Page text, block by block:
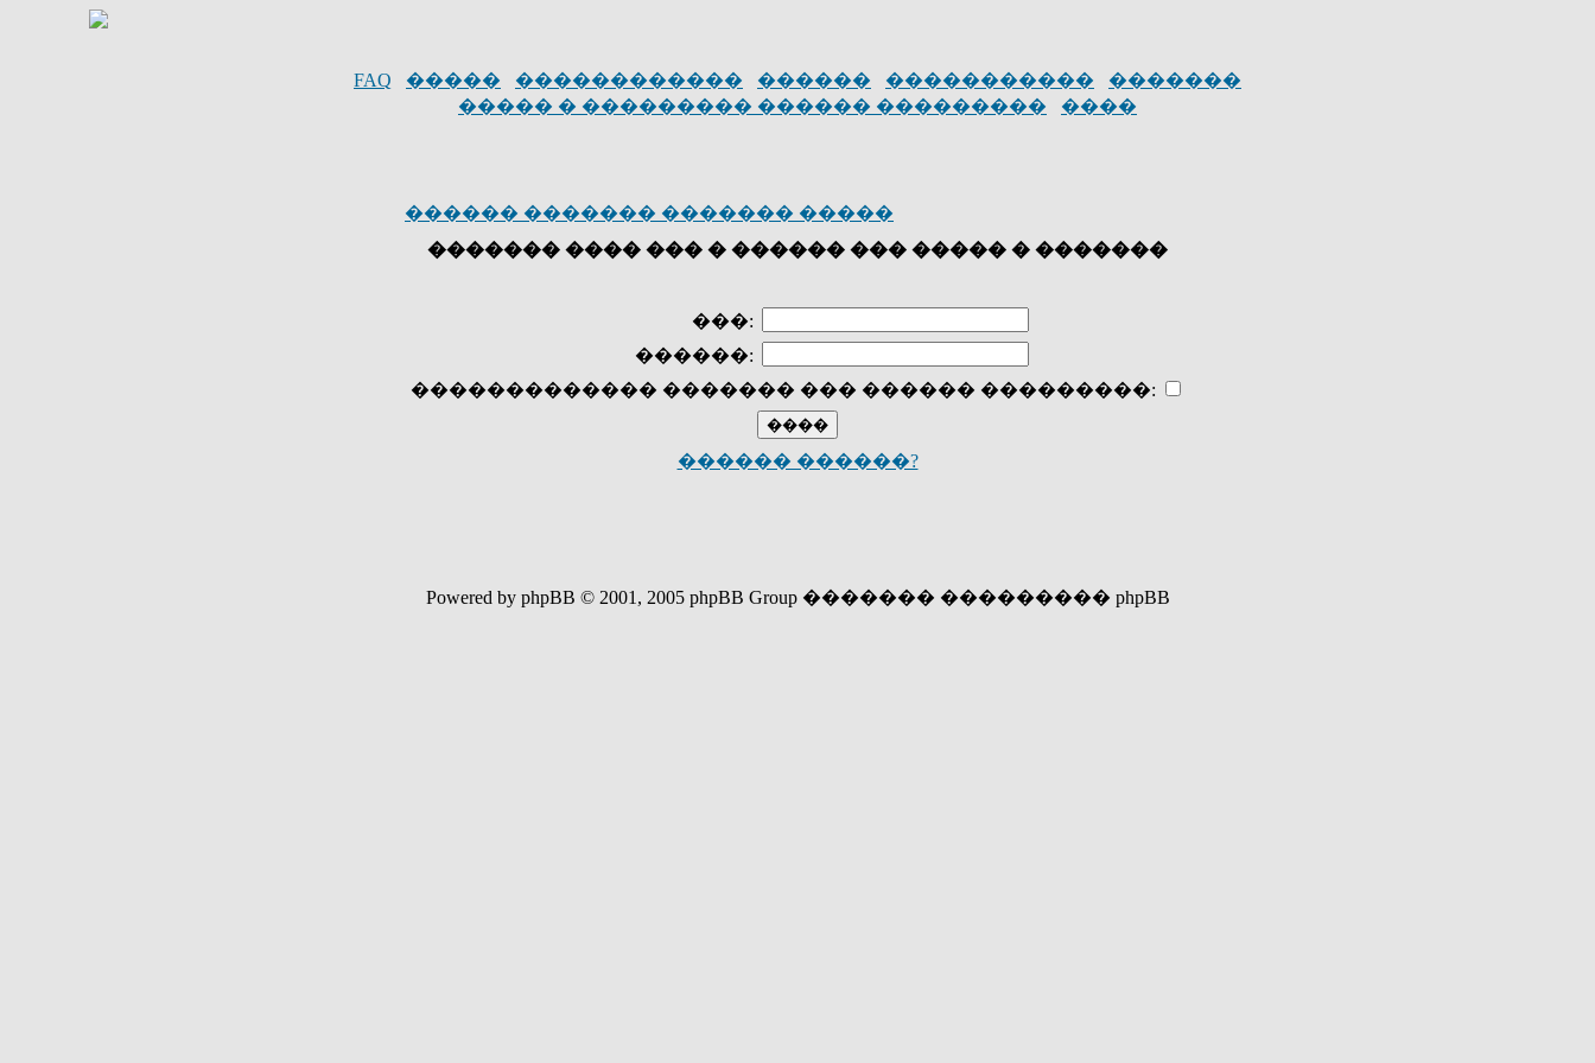
FAQ ����� ������������ ������ �����������
�������
����� � ��������� ������ ���������
����
������ ������� ������� �����
������� ���� ��� � ������ ��� ����� � �������
���:
������:
������������� ������� ��� ������ ���������:
������ ������?
Powered by phpBB © 2001, 2005 phpBB Group ������� ��������� phpBB